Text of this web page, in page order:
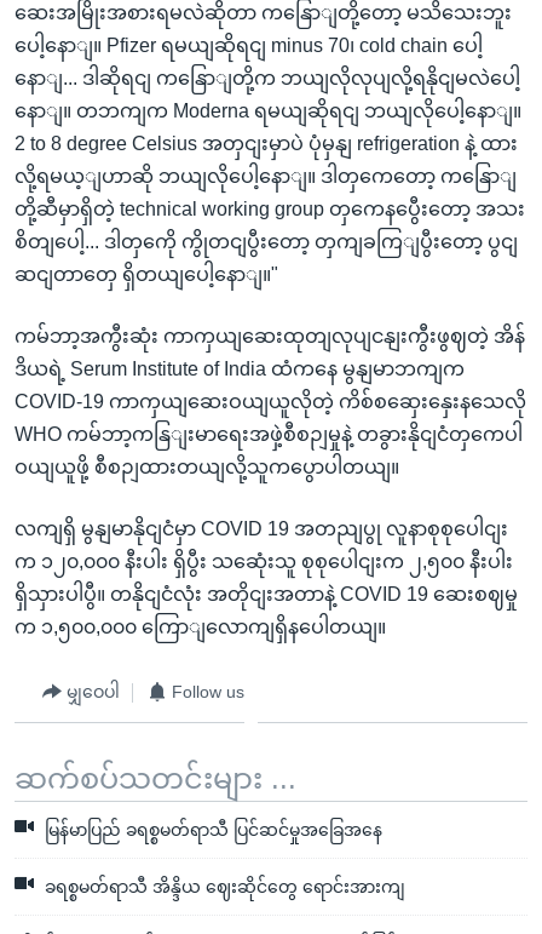
ဆေးအမြိုးအစားရမလဲဆိုတာ ကနြောျတို့တော့ မသိသေးဘူး
ပေါ့နောျ။ Pfizer ရမယျဆိုရငျ minus 70၊ cold chain ပေါ့
နောျ... ဒါဆိုရငျ ကနြောျတို့က ဘယျလိုလုပျလို့ရနိုငျမလဲပေါ့
နောျ။ တဘကျက Moderna ရမယျဆိုရငျ ဘယျလိုပေါ့နောျ။
2 to 8 degree Celsius အတှငျးမှာပဲ ပုံမှနျ refrigeration နဲ့ ထား
လို့ရမယ့ျဟာဆို ဘယျလိုပေါ့နောျ။ ဒါတှကေတော့ ကနြောျ
တို့ဆီမှာရှိတဲ့ technical working group တှကေနပွေီးတော့ အသး
စိတျပေါ့... ဒါတှကေို ကွိုတငျပွီးတော့ တှကျခကြျပွီးတော့ ပွငျ
ဆငျတာတှေ ရှိတယျပေါ့နောျ။"
ကမ်ဘာ့အကွီးဆုံး ကာကှယျဆေးထုတျလုပျငနျးကွီးဖွဈတဲ့ အိန်
ဒိယရဲ့ Serum Institute of India ထံကနေ မွနျမာဘကျက
COVID-19 ကာကှယျဆေးဝယျယူလိုတဲ့ ကိစ်စဆှေးနှေးနသေလို
WHO ကမ်ဘာ့ကနြျးမာရေးအဖှဲ့စီစဉျမှုနဲ့ တခွားနိုငျငံတှကေပါ
ဝယျယူဖို့ စီစဉျထားတယျလို့သူကပွောပါတယျ။
လကျရှိ မွနျမာနိုငျငံမှာ COVID 19 အတညျပွု လူနာစုစုပေါငျး
က ၁၂၀,၀၀၀ နီးပါး ရှိပွီး သဆေုံးသူ စုစုပေါငျးက ၂,၅၀၀ နီးပါး
ရှိသှားပါပွီ။ တနိုငျငံလုံး အတိုငျးအတာနဲ့ COVID 19 ဆေးစဈမှု
က ၁,၅၀၀,၀၀၀ ကြောျလောကျရှိနပေါတယျ။
မျှဝေပါ Follow us
ဆက်စပ်သတင်းများ ...
မြန်မာပြည် ခရစ္စမတ်ရာသီ ပြင်ဆင်မှုအခြေအနေ
ခရစ္စမတ်ရာသီ အိန္ဒိယ ဈေးဆိုင်တွေ ရောင်းအားကျ